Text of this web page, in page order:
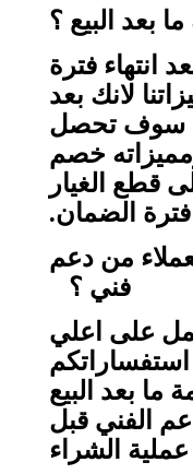
بعد البيع ؟
انتهاء فترة
لانك بعد
سوف تحصل
خصم
على قطع الغيار
الضمان.
من دعم
فني ؟
على اعلي
ما بعد البيع
الفني قبل
الشراء